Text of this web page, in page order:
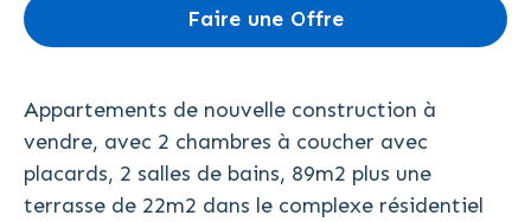
Faire une Offre
Appartements de nouvelle construction à
vendre, avec 2 chambres à coucher avec
placards, 2 salles de bains, 89m2 plus une
terrasse de 22m2 dans le complexe résidentiel